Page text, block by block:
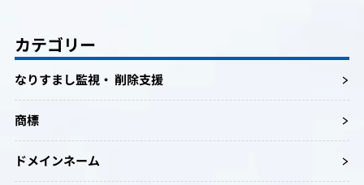
カテゴリー
なりすまし監視・ 削除支援
商標
ドメインネーム